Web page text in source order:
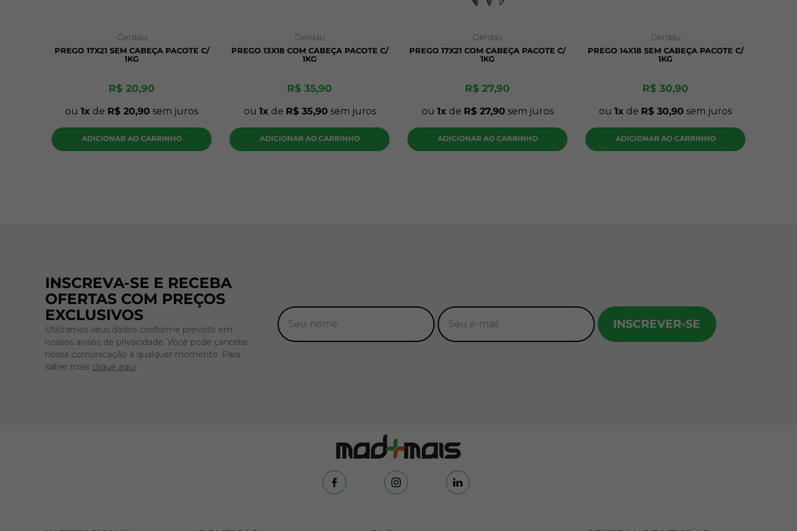
Gerdau
PREGO 17X21 SEM CABEÇA PACOTE C/
1KG
R$ 20,90
ou 1 de R$ 20,90 sem juros
ADICIONAR AO CARRINHO
Gerdau
PREGO 13X18 COM CABEÇA PACOTE C/
1KG
R$ 35,90
ou 1 de R$ 35,90 sem juros
ADICIONAR AO CARRINHO
Gerdau
PREGO 17X21 COM CABEÇA PACOTE C/
1KG
R$ 27,90
ou 1 de R$ 27,90 sem juros
ADICIONAR AO CARRINHO
Gerdau
PREGO 14X18 SEM CABEÇA PACOTE C/
1KG
R$ 30,90
ou 1 de R$ 30,90 sem juros
ADICIONAR AO CARRINHO
INSCREVA-SE E RECEBA
OFERTAS COM PREÇOS
EXCLUSIVOS
Utilizamos seus dados conforme previsto em
nossos avisos de privacidade. Você pode cancelar
nossa comunicação a qualquer momento. Para
saber mais clique aqui.
INSCREVER-SE